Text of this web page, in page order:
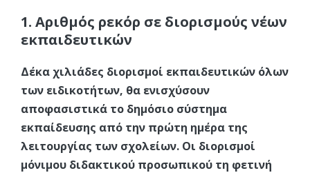
1. Aριθμός ρεκόρ σε διορισμούς νέων
εκπαιδευτικών
Δέκα χιλιάδες διορισμοί εκπαιδευτικών όλων
των ειδικοτήτων, θα ενισχύσουν
αποφασιστικά το δημόσιο σύστημα
εκπαίδευσης από την πρώτη ημέρα της
λειτουργίας των σχολείων. Οι διορισμοί
μόνιμου διδακτικού προσωπικού τη φετινή